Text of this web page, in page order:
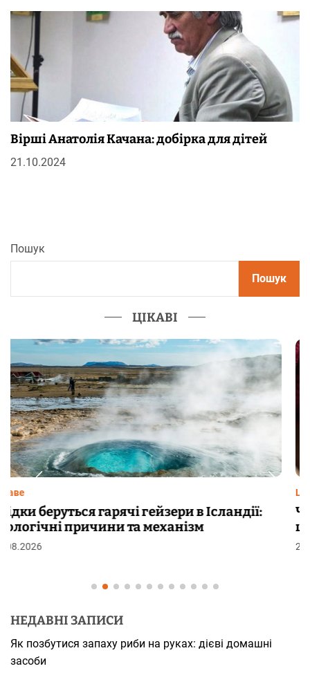
Вірші Анатолія Качана: добірка для дітей
21.10.2024
Пошук
Пошук
ЦІКАВІ
Цікаве
Чому від переляку з’являються мурашки на
шкірі: фізіологія пілоерекції
29.07.2026
НЕДАВНІ ЗАПИСИ
Як позбутися запаху риби на руках: дієві домашні
засоби